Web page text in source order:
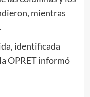
mientras
identificada
OPRET informó